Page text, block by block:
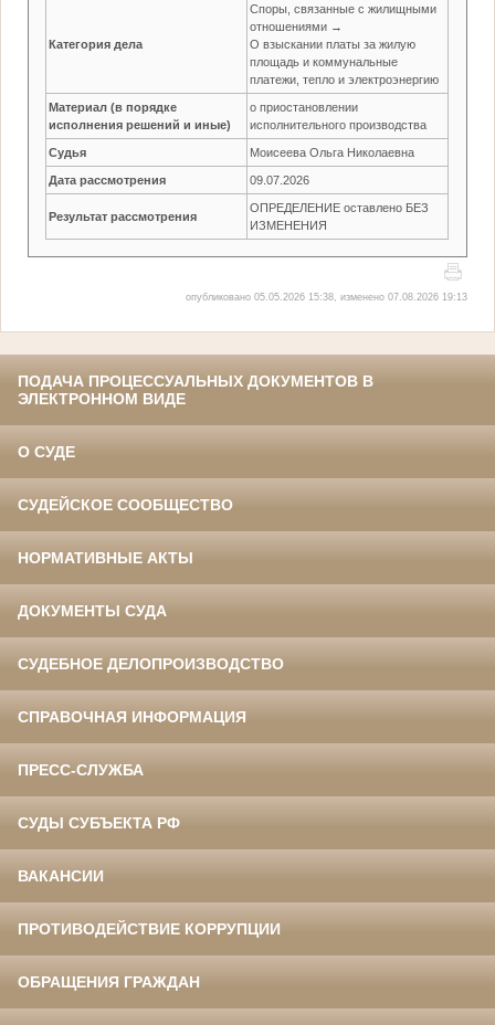
Категория дела
Споры, связанные с жилищными
отношениями →
О взыскании платы за жилую
площадь и коммунальные
платежи, тепло и электроэнергию
Материал (в порядке
исполнения решений и иные)
о приостановлении
исполнительного производства
Судья Моисеева Ольга Николаевна
Дата рассмотрения 09.07.2026
Результат рассмотрения
ОПРЕДЕЛЕНИЕ оставлено БЕЗ
ИЗМЕНЕНИЯ
опубликовано 05.05.2026 15:38, изменено 07.08.2026 19:13
ПОДАЧА ПРОЦЕССУАЛЬНЫХ ДОКУМЕНТОВ В
ЭЛЕКТРОННОМ ВИДЕ
О СУДЕ
СУДЕЙСКОЕ СООБЩЕСТВО
НОРМАТИВНЫЕ АКТЫ
ДОКУМЕНТЫ СУДА
СУДЕБНОЕ ДЕЛОПРОИЗВОДСТВО
СПРАВОЧНАЯ ИНФОРМАЦИЯ
ПРЕСС-СЛУЖБА
СУДЫ СУБЪЕКТА РФ
ВАКАНСИИ
ПРОТИВОДЕЙСТВИЕ КОРРУПЦИИ
ОБРАЩЕНИЯ ГРАЖДАН